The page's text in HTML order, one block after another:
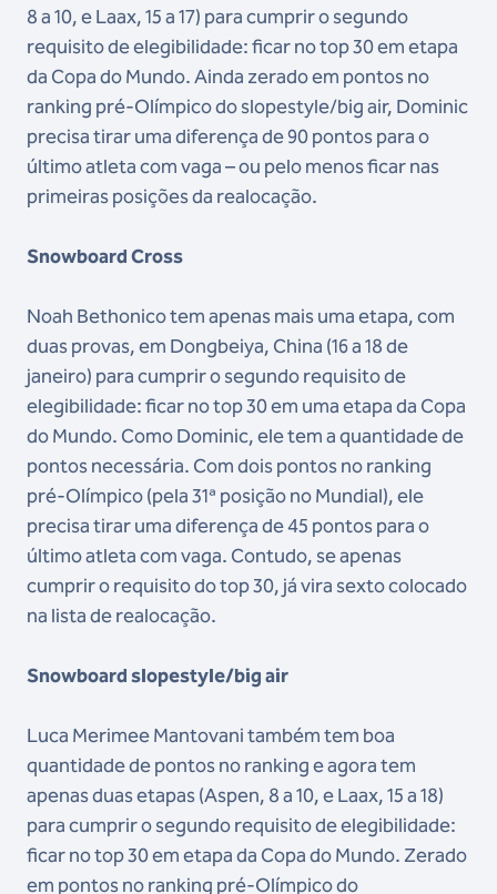
8 a 10, e Laax, 15 a 17) para cumprir o segundo
requisito de elegibilidade: ficar no top 30 em etapa
da Copa do Mundo. Ainda zerado em pontos no
ranking pré-Olímpico do slopestyle/big air, Dominic
precisa tirar uma diferença de 90 pontos para o
último atleta com vaga – ou pelo menos ficar nas
primeiras posições da realocação.
Snowboard Cross
Noah Bethonico tem apenas mais uma etapa, com
duas provas, em Dongbeiya, China (16 a 18 de
janeiro) para cumprir o segundo requisito de
elegibilidade: ficar no top 30 em uma etapa da Copa
do Mundo. Como Dominic, ele tem a quantidade de
pontos necessária. Com dois pontos no ranking
pré-Olímpico (pela 31ª posição no Mundial), ele
precisa tirar uma diferença de 45 pontos para o
último atleta com vaga. Contudo, se apenas
cumprir o requisito do top 30, já vira sexto colocado
na lista de realocação.
Snowboard slopestyle/big air
Luca Merimee Mantovani também tem boa
quantidade de pontos no ranking e agora tem
apenas duas etapas (Aspen, 8 a 10, e Laax, 15 a 18)
para cumprir o segundo requisito de elegibilidade:
ficar no top 30 em etapa da Copa do Mundo. Zerado
em pontos no ranking pré-Olímpico do